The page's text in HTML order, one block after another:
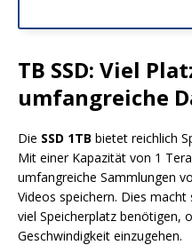
TB SSD: Viel
umfangreiche
Die SSD 1TB bietet reichlich
Mit einer Kapazität von 1
umfangreiche Sammlungen
Videos speichern. Dies
viel Speicherplatz benötigen,
Geschwindigkeit einzugehen.